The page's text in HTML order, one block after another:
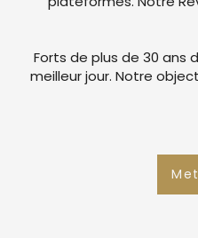
Forts de plus de 30 ans
meilleur jour. Notre